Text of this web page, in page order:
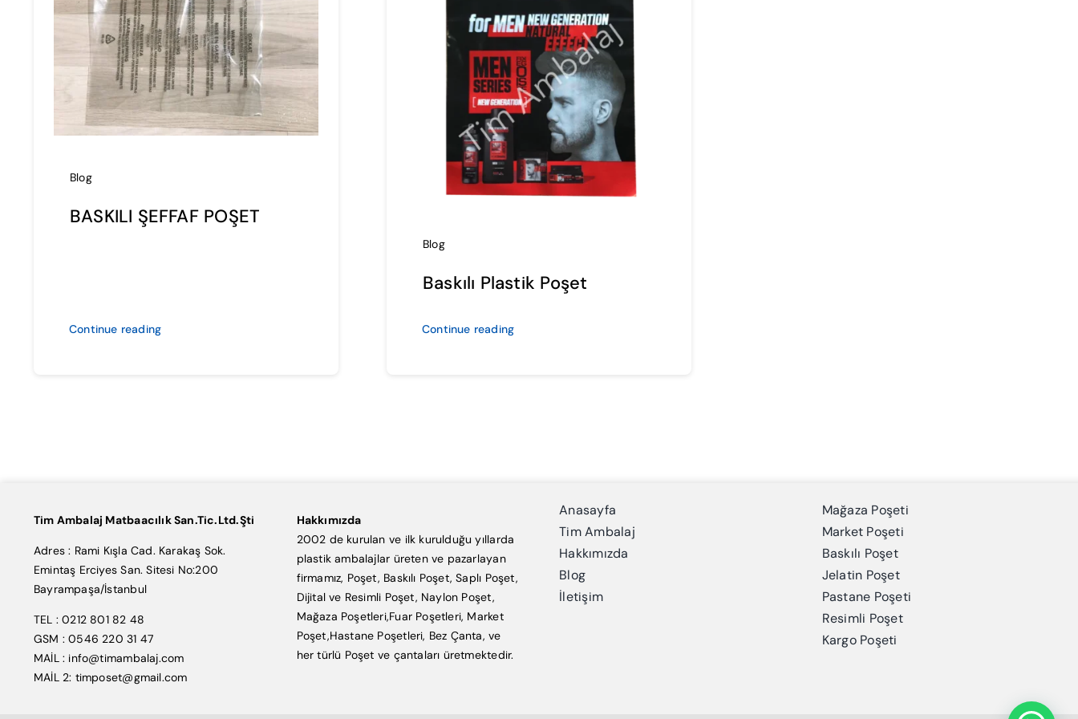
Blog
BASKILI ŞEFFAF POŞET
Continue reading
Blog
Baskılı Plastik Poşet
Continue reading
Tim Ambalaj Matbaacılık San.Tic.Ltd.Şti
Adres : Rami Kışla Cad. Karakaş Sok.
Emintaş Erciyes San. Sitesi No:200
Bayrampaşa/İstanbul
TEL : 0212 801 82 48
GSM : 0546 220 31 47
MAİL : info@timambalaj.com
MAİL 2: timposet@gmail.com
Hakkımızda
2002 de kurulan ve ilk kurulduğu yıllarda
plastik ambalajlar üreten ve pazarlayan
firmamız, Poşet, Baskılı Poşet, Saplı Poşet,
Dijital ve Resimli Poşet, Naylon Poşet,
Mağaza Poşetleri,Fuar Poşetleri, Market
Poşet,Hastane Poşetleri, Bez Çanta, ve
her türlü Poşet ve çantaları üretmektedir.
Anasayfa
Tim Ambalaj
Hakkımızda
Blog
İletişim
Mağaza Poşeti
Market Poşeti
Baskılı Poşet
Jelatin Poşet
Pastane Poşeti
Resimli Poşet
Kargo Poşeti